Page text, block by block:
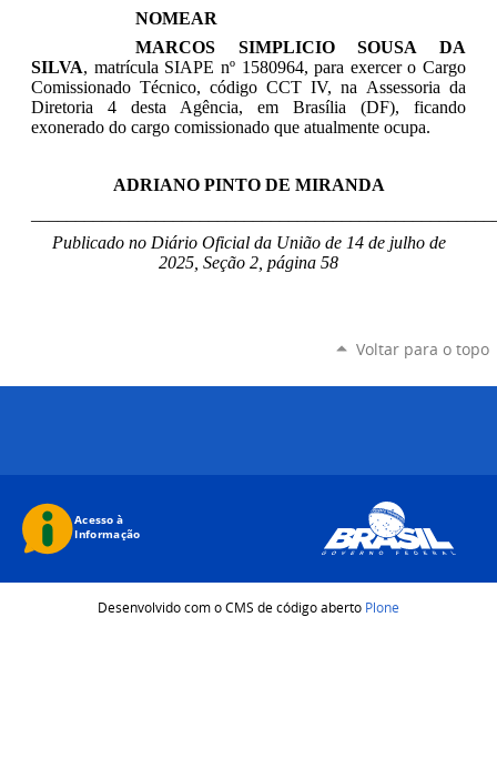
NOMEAR
MARCOS SIMPLICIO SOUSA DA
SILVA, matrícula SIAPE nº 1580964, para exercer o Cargo
Comissionado Técnico, código CCT IV, na Assessoria da
Diretoria 4 desta Agência, em Brasília (DF), ficando
exonerado do cargo comissionado que atualmente ocupa.
ADRIANO PINTO DE MIRANDA
Publicado no Diário Oficial da União de 14 de julhode
2025, Seção 2, página 58
Voltar para o topo
Desenvolvido com o CMS de código aberto Plone